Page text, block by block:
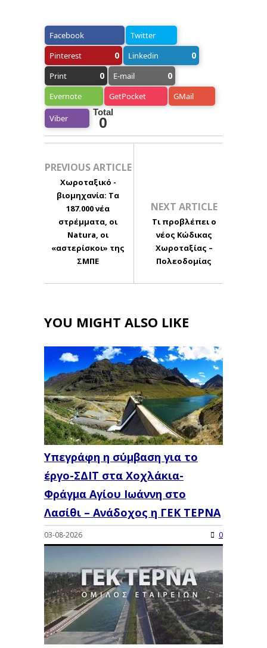
Facebook
Twitter
Pinterest
0 Linkedin 0
Print 0 E-mail 0
Evernote GetPocket GMail
Viber
Total
0
PREVIOUS ARTICLE
Χωροταξικό -
βιομηχανία: Τα
187.000 νέα
στρέμματα, οι
Natura, οι
«αστερίσκοι» της
ΣΜΠΕ
NEXT ARTICLE
Τι προβλέπει ο
νέος Κώδικας
Χωροταξίας –
Πολεοδομίας
YOU MIGHT ALSO LIKE
Υπεγράφη η σύμβαση για το
έργο-ΣΔΙΤ στα Χοχλάκια-
Φράγμα Αγίου Ιωάννη στο
Λασίθι – Ανάδοχος η ΓΕΚ ΤΕΡΝΑ
03-08-2026 0